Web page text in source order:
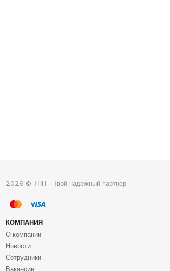
2026 © ТНП - Твой надежный партнер
КОМПАНИЯ
О компании
Новости
Сотрудники
Вакансии